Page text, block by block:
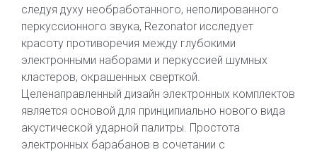
следуя духу необработанного, неполированного
перкуссионного звука, Rezonator исследует
красоту противоречия между глубокими
электронными наборами и перкуссией шумных
кластеров, окрашенных сверткой.
Целенаправленный дизайн электронных комплектов
является основой для принципиально нового вида
акустической ударной палитры. Простота
электронных барабанов в сочетании с